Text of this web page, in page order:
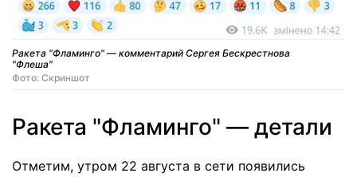
Ракета "Фламинго" — комментарий Сергея Бескрестнова
"Флеша"
Фото: Скриншот
Ракета "Фламинго" — детали
Отметим, утром 22 августа в сети появились